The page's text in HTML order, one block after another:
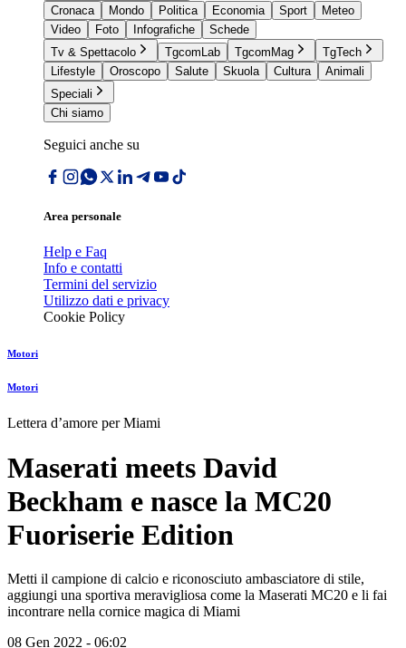
Cronaca
Mondo Politica Economia Sport
Meteo
Video
Foto Infografiche
Schede
Tv & Spettacolo
TgcomLab TgcomMag
TgTech
Lifestyle
Oroscopo Salute Skuola Cultura
Animali
Speciali
Chi siamo
Seguici anche su
Area personale
Help e Faq
Info e contatti
Termini del servizio
Utilizzo dati e privacy
Cookie Policy
Motori
Motori
Lettera dʼamore per Miami
Maserati meets David
Beckham e nasce la MC20
Fuoriserie Edition
Metti il campione di calcio e riconosciuto ambasciatore di stile,
aggiungi una sportiva meravigliosa come la Maserati MC20 e li fai
incontrare nella cornice magica di Miami
08 Gen 2022 - 06:02